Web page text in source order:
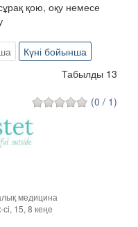
қою, оқу немесе
Күні бойынша
Табылды 13
(0 / 1)
медицина
15, 8 кеңе